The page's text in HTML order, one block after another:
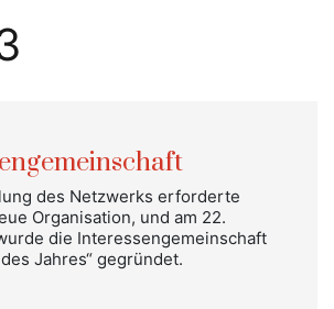
des Netzwerks erforderte
Organisation, und am 22.
die Interessengemeinschaft
Jahres“ gegründet.